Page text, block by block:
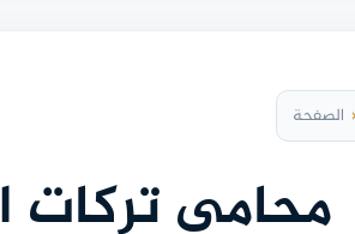
الصفحة
محامي تركات